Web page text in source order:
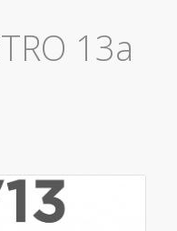
13a